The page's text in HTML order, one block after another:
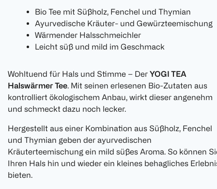
Bio Tee mit Süßholz, Fenchel und Thymian
Ayurvedische Kräuter- und Gewürzteemischung
Wärmender Halsschmeichler
Leicht süß und mild im Geschmack
Wohltuend für Hals und Stimme – Der YOGI TEA
Halswärmer Tee. Mit seinen erlesenen Bio-Zutaten aus
kontrolliert ökologischem Anbau, wirkt dieser angenehm
und schmeckt dazu noch lecker.
Hergestellt aus einer Kombination aus Süßholz, Fenchel
und Thymian geben der ayurvedischen
Kräuterteemischung ein mild süßes Aroma. So können
Ihren Hals hin und wieder ein kleines behagliches
bieten.